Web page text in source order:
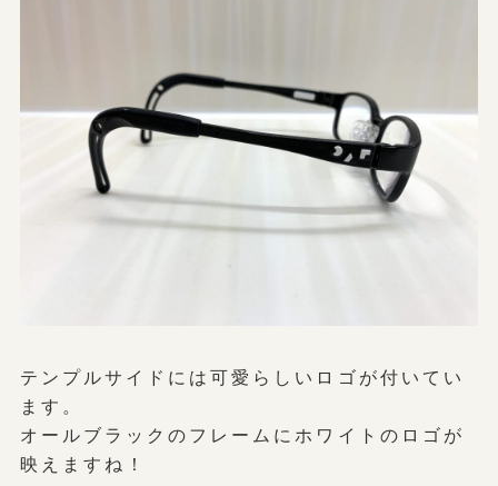
テンプルサイドには可愛らしいロゴが付いてい
ます。
オールブラックのフレームにホワイトのロゴが
映えますね！